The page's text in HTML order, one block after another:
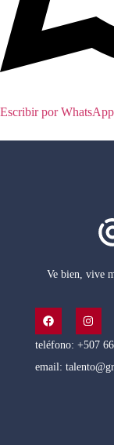
Escribir por WhatsApp
Ve bien, vive
teléfono: +507
email: